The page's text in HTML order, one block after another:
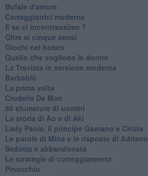
Bufale d'amore
Corteggiatrici moderne
E se ci incontrassimo ?
Oltre ai cinque sensi
Giochi nel bosco
Quello che vogliono le donne
La Traviata in versione moderna
Barbablù
La prima volta
Crudelia De Mon
50 sfumature di uomini
La storia di Ao e di Aki
Lady Paola, il principe Gaetano e Cinzia
Le parole di Mina e le risposte di Adriano
Sedotta e abbandonata
Le strategie di corteggiamento
Pinocchio